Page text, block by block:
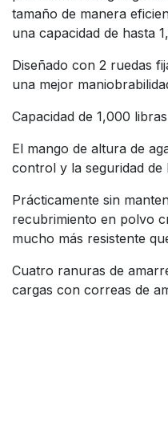
tamaño de manera
una capacidad de hasta
Diseñado con 2 ruedas
una mejor
Capacidad de 1,000 libras
El mango de altura de
control y la seguridad de
Prácticamente sin
recubrimiento en polvo
mucho más resistente
Cuatro ranuras de
cargas con correas de